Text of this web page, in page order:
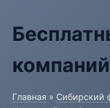
компаний
Главная » Сибирский